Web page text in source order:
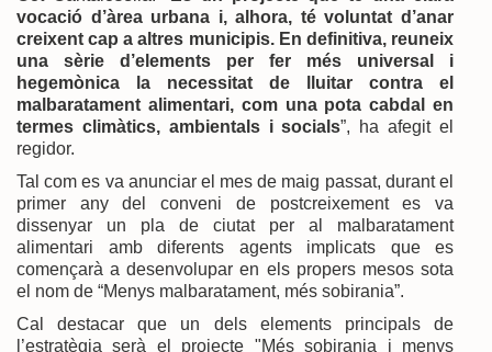
vocació d’àrea urbana i, alhora, té voluntat d’anar
creixent cap a altres municipis. En definitiva, reuneix
una sèrie d’elements per fer més universal i
hegemònica la necessitat de lluitar contra el
malbaratament alimentari, com una pota cabdal en
termes climàtics, ambientals i socials”, ha afegit el
regidor.
Tal com es va anunciar el mes de maig passat, durant el
primer any del conveni de postcreixement es va
dissenyar un pla de ciutat per al malbaratament
alimentari amb diferents agents implicats que es
començarà a desenvolupar en els propers mesos sota
el nom de “Menys malbaratament, més sobirania”.
Cal destacar que un dels elements principals de
l’estratègia serà el projecte "Més sobirania i menys